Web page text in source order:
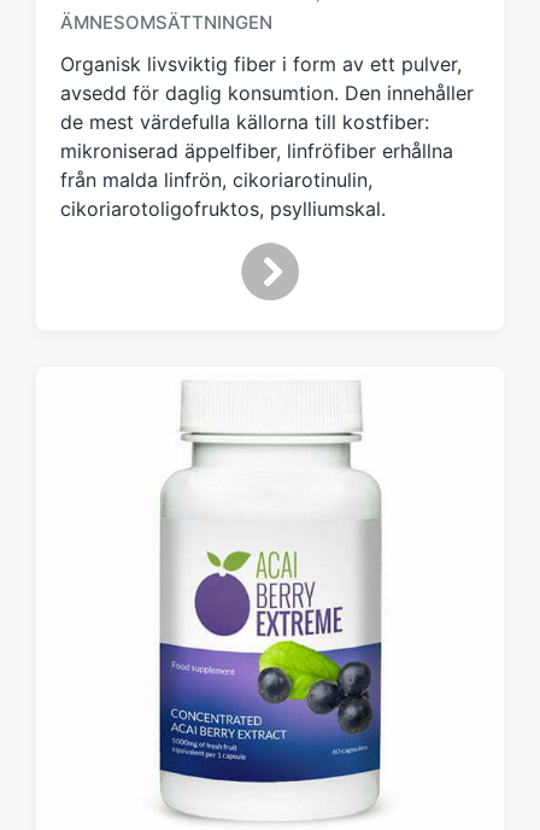
r
k
m
e
d
ÄMNESOMSÄTTNINGEN
Organisk livsviktig fiber i form av ett pulver,
avsedd för daglig konsumtion. Den innehåller
de mest värdefulla källorna till kostfiber:
mikroniserad äppelfiber, linfröfiber erhållna
från malda linfrön, cikoriarotinulin,
cikoriarotoligofruktos, psylliumskal.